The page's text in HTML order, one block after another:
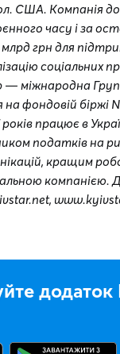
США. Компанія
часу і за
грн для
соціальних
— міжнародна
фондовій біржі
працює в
податків на
кращим
додаток